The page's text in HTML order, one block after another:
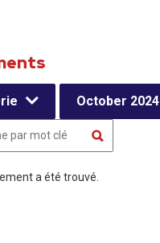
October 2024
a été trouvé.